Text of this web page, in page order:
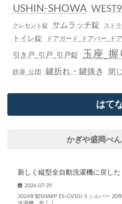
USHIN-SHOWA
クレセント錠 サムラッチ錠 スト
トイレ錠
ドアガード_ドアバー_ド
引き戸_引戸_引戸錠 玉座_握
鉄扉_公団 鍵折れ・鍵抜き 閉
はて
かぎや盛岡べ
新しく縦型全自動洗濯機に戻した
2026-07-29
2024年製SHARP ES-GV10J-S シルバー 20